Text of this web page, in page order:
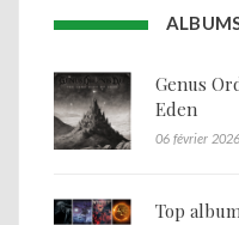
Genus
Eden
06 février 2026
Top